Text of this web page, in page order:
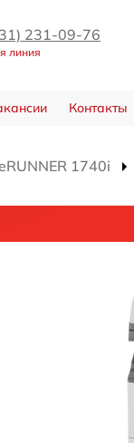
231-09-76
линия
Контакты
1740i